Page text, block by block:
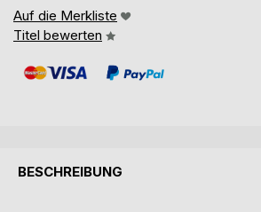
Auf die Merkliste
Titel bewerten
BESCHREIBUNG